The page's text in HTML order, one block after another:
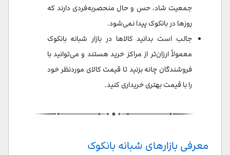
جمعیت شاد، حس و حال منحصربه‌فردی دارند که
روزها در بانکوک پیدا نمی‌شود.
جالب است بدانید کالاها در بازار شبانه بانکوک
معمولاً ارزان‌تر از مراکز خرید هستند و می‌توانید با
فروشندگان چانه بزنید تا قیمت کالای موردنظر خود
را با قیمت بهتری خریداری کنید.
معرفی بازارهای شبانه بانکوک